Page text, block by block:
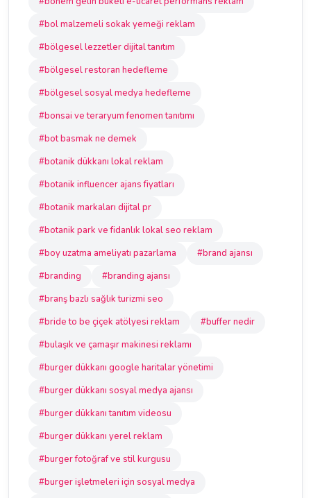
#bol malzemeli sokak yemeği reklam
#bölgesel lezzetler dijital tanıtım
#bölgesel restoran hedefleme
#bölgesel sosyal medya hedefleme
#bonsai ve teraryum fenomen tanıtımı
#bot basmak ne demek
#botanik dükkanı lokal reklam
#botanik influencer ajans fiyatları
#botanik markaları dijital pr
#botanik park ve fidanlık lokal seo reklam
#boy uzatma ameliyatı pazarlama
#brand ajansı
#branding
#branding ajansı
#branş bazlı sağlık turizmi seo
#bride to be çiçek atölyesi reklam
#buffer nedir
#bulaşık ve çamaşır makinesi reklamı
#burger dükkanı google haritalar yönetimi
#burger dükkanı sosyal medya ajansı
#burger dükkanı tanıtım videosu
#burger dükkanı yerel reklam
#burger fotoğraf ve stil kurgusu
#burger işletmeleri için sosyal medya